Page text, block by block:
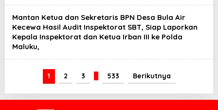
Mantan Ketua dan Sekretaris BPN Desa Bula Air
Kecewa Hasil Audit Inspektorat SBT, Siap Laporkan
Kepala Inspektorat dan Ketua Irban III ke Polda
Maluku,
1 2 3 … 533 Berikutnya